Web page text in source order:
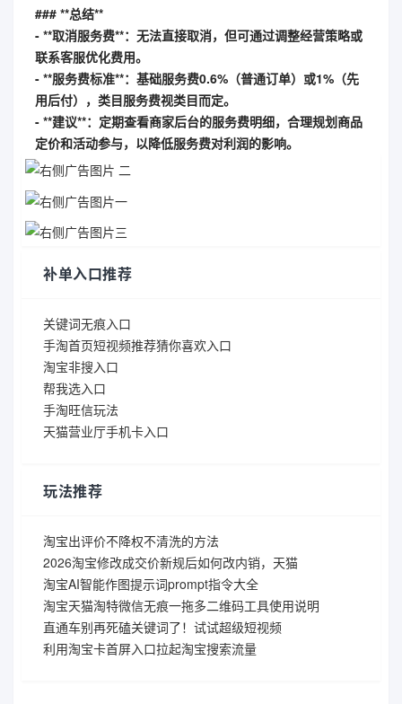
### **总结**
- **取消服务费**：无法直接取消，但可通过调整经营策略或
联系客服优化费用。
- **服务费标准**：基础服务费0.6%（普通订单）或1%（先
用后付），类目服务费视类目而定。
- **建议**：定期查看商家后台的服务费明细，合理规划商品
定价和活动参与，以降低服务费对利润的影响。
补单入口推荐
关键词无痕入口
手淘首页短视频推荐猜你喜欢入口
淘宝非搜入口
帮我选入口
手淘旺信玩法
天猫营业厅手机卡入口
玩法推荐
淘宝出评价不降权不清洗的方法
2026淘宝修改成交价新规后如何改内销，天猫
淘宝AI智能作图提示词prompt指令大全
淘宝天猫淘特微信无痕一拖多二维码工具使用说明
直通车别再死磕关键词了！试试超级短视频
利用淘宝卡首屏入口拉起淘宝搜索流量